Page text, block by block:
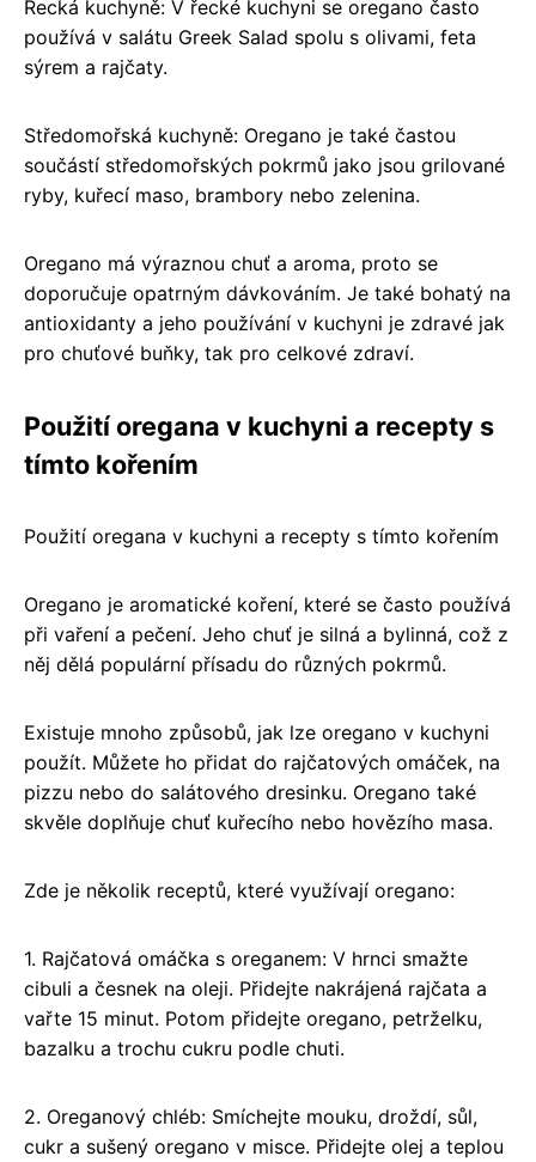
Řecká kuchyně: V řecké kuchyni se oregano často
používá v salátu Greek Salad spolu s olivami, feta
sýrem a rajčaty.
Středomořská kuchyně: Oregano je také častou
součástí středomořských pokrmů jako jsou grilované
ryby, kuřecí maso, brambory nebo zelenina.
Oregano má výraznou chuť a aroma, proto se
doporučuje opatrným dávkováním. Je také bohatý na
antioxidanty a jeho používání v kuchyni je zdravé jak
pro chuťové buňky, tak pro celkové zdraví.
Použití oregana v kuchyni a recepty s
tímto kořením
Použití oregana v kuchyni a recepty s tímto kořením
Oregano je aromatické koření, které se často používá
při vaření a pečení. Jeho chuť je silná a bylinná, což z
něj dělá populární přísadu do různých pokrmů.
Existuje mnoho způsobů, jak lze oregano v kuchyni
použít. Můžete ho přidat do rajčatových omáček, na
pizzu nebo do salátového dresinku. Oregano také
skvěle doplňuje chuť kuřecího nebo hovězího masa.
Zde je několik receptů, které využívají oregano:
1. Rajčatová omáčka s oreganem: V hrnci smažte
cibuli a česnek na oleji. Přidejte nakrájená rajčata a
vařte 15 minut. Potom přidejte oregano, petrželku,
bazalku a trochu cukru podle chuti.
2. Oreganový chléb: Smíchejte mouku, droždí, sůl,
cukr a sušený oregano v misce. Přidejte olej a teplou